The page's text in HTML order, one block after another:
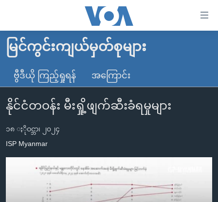
လွယ်ကူ
စေ
သည့်
Link
များ
ပင်မ
အကြောင်းအရာ
မူလစာမျက်နှာ
မြန်မာ
ကမ္ဘာ့သတင်းများ
နိုင်ငံတကာ
အစ္စရေး-ပါလက်စတိုင်း
ဗွီဒီယို
အင်္ဂလိပ်စာလေ့လာမယ်
အမေရိကန်သုံးအီဒီယံ
မကြေးမုံရဲ့ အင်္ဂလိပ်စာ
အပတ်စဉ်ကဏ္ဍများ
ရေဒီယိုနှင့်ရုပ်သံ အချက်အလက်များ
မြင်ကွင်းကျယ်မှတ်စုများ
ဗွီဒီယို ကြည့်ရှုရန် အကြောင်း
နိုင်ငံတဝန်း မီးရှို့ဖျက်ဆီးခံရမှုများ
၁၈ ႏိုဝင္ဘာ၊ ၂၀၂၄
ISP Myanmar